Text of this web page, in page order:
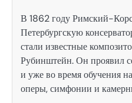
В 1862 году Римский-
Петербургскую
стали известные
Рубинштейн. Он проявил
и уже во время обучения
оперы, симфонии и